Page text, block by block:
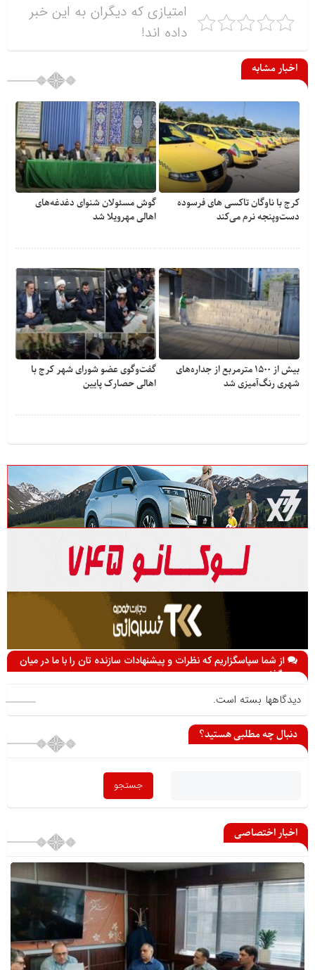
امتیازی که دیگران به این خبر
داده اند!
اخبار مشابه
کرج با ناوگان تاکسی های فرسوده
دست‌وپنجه نرم می‌کند
گوش مسئولان شنوای دغدغه‎‌های
اهالی مهرویلا شد
بیش از ۱۵۰۰ مترمربع از جداره‌های
شهری رنگ‌آمیزی شد
گفت‌وگوی عضو شورای شهر کرج با
اهالی حصارک پایین
از شما سپاسگزاریم که نظرات و پیشنهادات سازنده تان را با ما در میان
می گذارید
دیدگاهها بسته است.
دنبال چه مطلبی هستید؟
اخبار اختصاصی